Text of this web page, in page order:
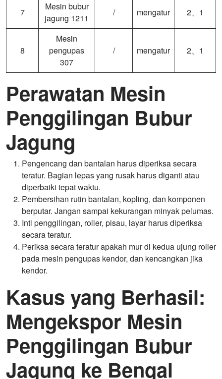
7
Mesin bubur
jagung 1211
/ mengatur 2、1
8
Mesin
pengupas
307
/ mengatur 2、1
Perawatan Mesin
Penggilingan Bubur
Jagung
Pengencang dan bantalan harus diperiksa secara
teratur. Bagian lepas yang rusak harus diganti atau
diperbaiki tepat waktu.
Pembersihan rutin bantalan, kopling, dan komponen
berputar. Jangan sampai kekurangan minyak pelumas.
Inti penggilingan, roller, pisau, layar harus diperiksa
secara teratur.
Periksa secara teratur apakah mur di kedua ujung roller
pada mesin pengupas kendor, dan kencangkan jika
kendor.
Kasus yang Berhasil:
Mengekspor Mesin
Penggilingan Bubur
Jagung ke Bengal